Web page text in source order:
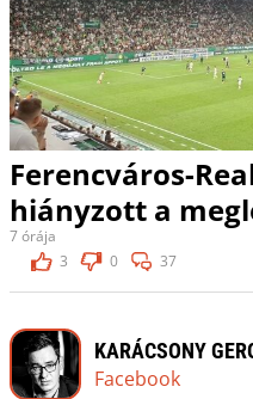
Ferencváros-
hiányzott a
7 órája
3
0 37
KARÁCSONY
Facebook